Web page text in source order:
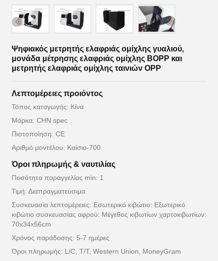
Ψηφιακός μετρητής ελαφριάς ομίχλης γυαλιού,
μονάδα μέτρησης ελαφριάς ομίχλης BOPP και
μετρητής ελαφριάς ομίχλης ταινιών OPP
Λεπτομέρειες προιόντος
Τόπος καταγωγής: Κίνα
Μάρκα: CHN spec
Πιστοποίηση: CE
Αριθμό μοντέλου: Καίσιο-700
Όροι πληρωμής & ναυτιλίας
Ποσότητα παραγγελίας min: 1
Τιμή: Διαπραγματεύσιμα
Συσκευασία λεπτομέρειες: Εσωτερικό κιβώτιο: Εξωτερικό
κιβώτιο συσκευασίας αφρού: Μέγεθος κιβωτίων χαρτοκιβωτίων:
70x34x56cm
Χρόνος παράδοσης: 5-7 ημέρες
Όροι πληρωμής: L/C, T/T, Western Union, MoneyGram